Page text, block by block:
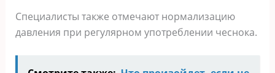
Специалисты также отмечают нормализацию
давления при регулярном употреблении чеснока.